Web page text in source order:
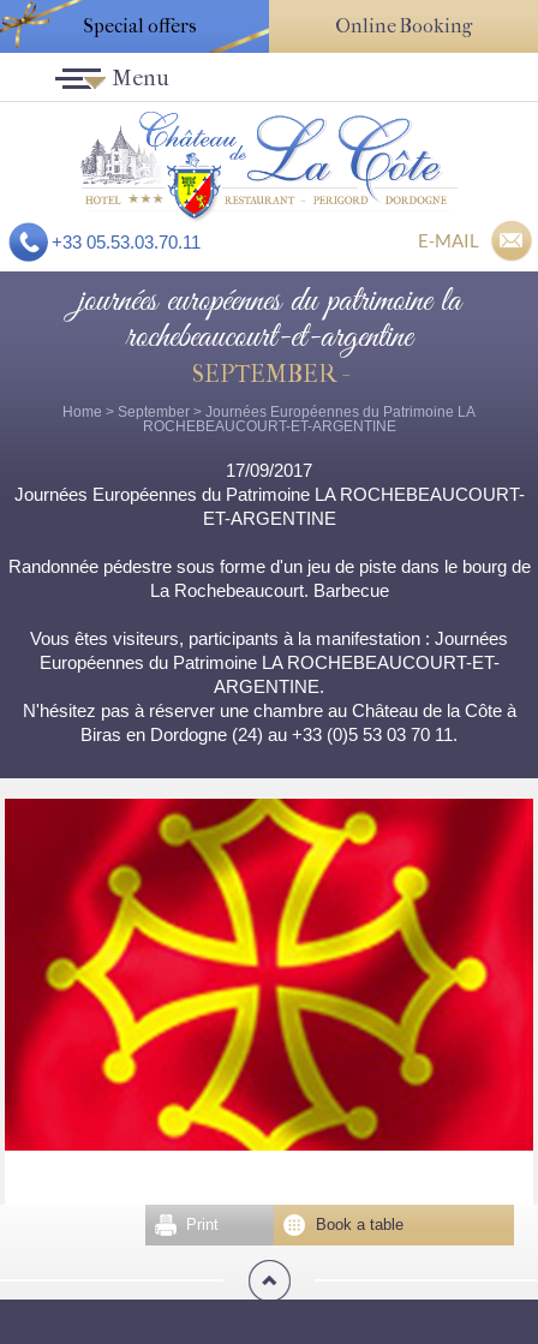
Special offers Online Booking
+33 05.53.03.70.11 E-MAIL
Menu
journées européennes du patrimoine la
rochebeaucourt-et-argentine
SEPTEMBER -
Home > September > Journées Européennes du Patrimoine LA
ROCHEBEAUCOURT-ET-ARGENTINE
17/09/2017
Journées Européennes du Patrimoine LA ROCHEBEAUCOURT-
ET-ARGENTINE
Randonnée pédestre sous forme d'un jeu de piste dans le bourg de
La Rochebeaucourt. Barbecue
Vous êtes visiteurs, participants à la manifestation : Journées
Européennes du Patrimoine LA ROCHEBEAUCOURT-ET-
ARGENTINE.
N'hésitez pas à réserver une chambre au Château de la Côte à
Biras en Dordogne (24) au +33 (0)5 53 03 70 11.
Book a table
Print